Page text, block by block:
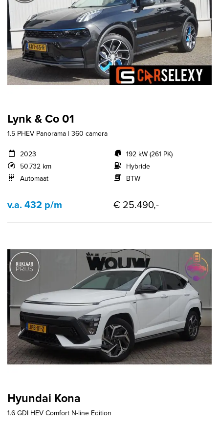
Lynk & Co 01
1.5 PHEV Panorama | 360 camera
2023
50.732 km
Automaat
192 kW (261 PK)
Hybride
BTW
v.a. 432 p/m € 25.490,-
Hyundai Kona
1.6 GDI HEV Comfort N-line Edition